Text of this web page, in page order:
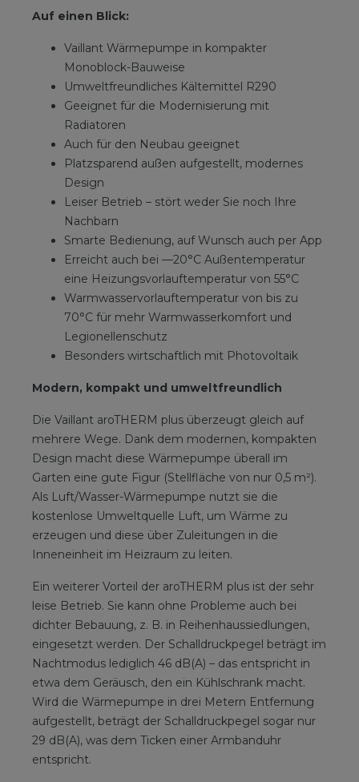
Auf einen Blick:
Vaillant Wärmepumpe in kompakter
Monoblock-Bauweise
Umweltfreundliches Kältemittel R290
Geeignet für die Modernisierung mit
Radiatoren
Auch für den Neubau geeignet
Platzsparend außen aufgestellt, modernes
Design
Leiser Betrieb – stört weder Sie noch Ihre
Nachbarn
Smarte Bedienung, auf Wunsch auch per App
Erreicht auch bei —20°C Außentemperatur
eine Heizungsvorlauftemperatur von 55°C
Warmwasservorlauftemperatur von bis zu
70°C für mehr Warmwasserkomfort und
Legionellenschutz
Besonders wirtschaftlich mit Photovoltaik
Modern, kompakt und umweltfreundlich
Die Vaillant aroTHERM plus überzeugt gleich auf
mehrere Wege. Dank dem modernen, kompakten
Design macht diese Wärmepumpe überall im
Garten eine gute Figur (Stellfläche von nur 0,5 m²).
Als Luft/Wasser-Wärmepumpe nutzt sie die
kostenlose Umweltquelle Luft, um Wärme zu
erzeugen und diese über Zuleitungen in die
Inneneinheit im Heizraum zu leiten.
Ein weiterer Vorteil der aroTHERM plus ist der sehr
leise Betrieb. Sie kann ohne Probleme auch bei
dichter Bebauung, z. B. in Reihenhaussiedlungen,
eingesetzt werden. Der Schalldruckpegel beträgt im
Nachtmodus lediglich 46 dB(A) – das entspricht in
etwa dem Geräusch, den ein Kühlschrank macht.
Wird die Wärmepumpe in drei Metern Entfernung
aufgestellt, beträgt der Schalldruckpegel sogar nur
29 dB(A), was dem Ticken einer Armbanduhr
entspricht.